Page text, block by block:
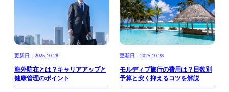
更新日：2025.10.28
海外駐在とは？キャリアアップと
健康管理のポイント
更新日：2025.10.28
モルディブ旅行の費用は？日数別
予算と安く抑えるコツを解説